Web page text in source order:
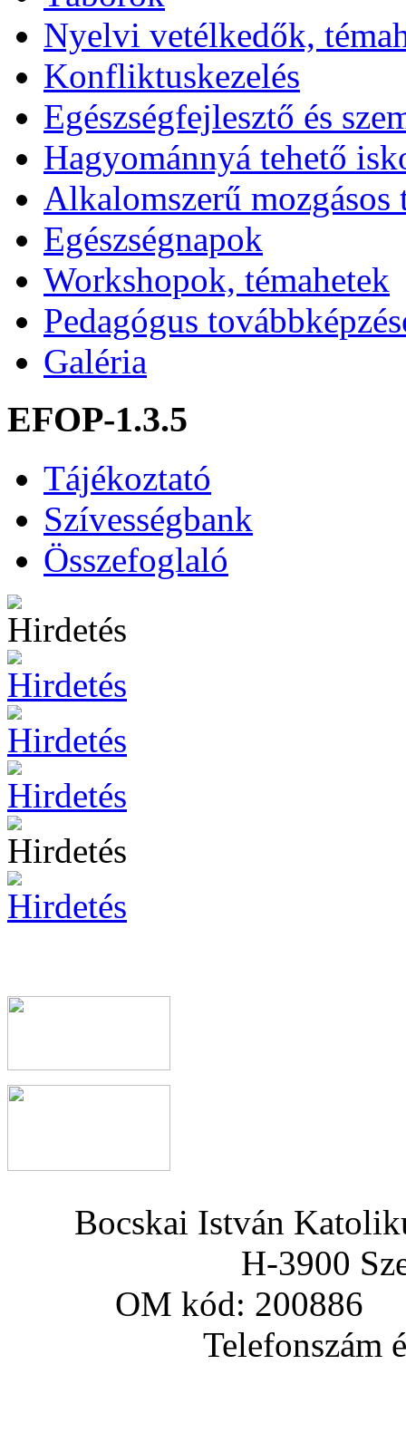
Nyelvi vetélkedők,
Konfliktuskezelés
Egészségfejlesztő és
Hagyománnyá tehető
Alkalomszerű mozgásos
Egészségnapok
Workshopok, témahetek
Pedagógus
Galéria
EFOP-1.3.5
Tájékoztató
Szívességbank
Összefoglaló
Bocskai István
H-3900
OM kód: 200886
Telefonszám